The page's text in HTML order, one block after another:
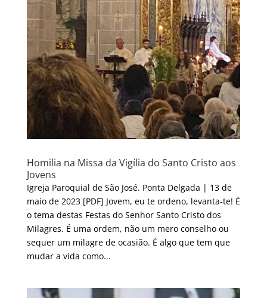
Homilia na Missa da Vigília do Santo Cristo aos
Jovens
Igreja Paroquial de São José. Ponta Delgada | 13 de
maio de 2023 [PDF] Jovem, eu te ordeno, levanta-te! É
o tema destas Festas do Senhor Santo Cristo dos
Milagres. É uma ordem, não um mero conselho ou
sequer um milagre de ocasião. É algo que tem que
mudar a vida como...